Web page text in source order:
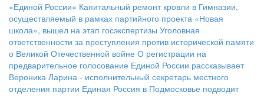
«Единой России» Капитальный ремонт кровли в Гимназии,
осуществляемый в рамках партийного проекта «Новая
школа», вышел на этап госэкспертизы Уголовная
ответственности за преступления против исторической памяти
о Великой Отечественной войне О регистрации на
предварительное голосование Единой России рассказывает
Вероника Ларина - исполнительный секретарь местного
отделения партии Единая Россия в Подмосковье подводит